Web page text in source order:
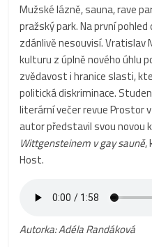
Mužské lázně, sauna, rave
pražský park. Na první
zdánlivě nesouvisí. Vratislav
kulturu z úplně nového úhlu
zvědavost i hranice slasti,
politická diskriminace.
literární večer revue Prostor
autor představil svou novou
Wittgensteinem v gay sauně,
Host.
Autorka: Adéla Randáková